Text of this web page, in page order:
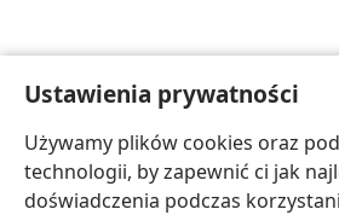
Ustawienia prywatności
Używamy plików cookies oraz
technologii, by zapewnić ci jak
doświadczenia podczas